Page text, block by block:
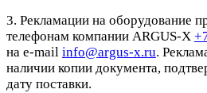
3. Рекламации на оборудование
телефонам компании ARGUS-X
на e-mail info@argus-x.ru.
наличии копии документа,
дату поставки.